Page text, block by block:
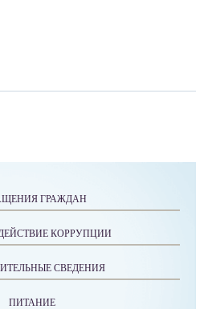
ГРАЖДАН
КОРРУПЦИИ
СВЕДЕНИЯ
ПИТАНИЕ